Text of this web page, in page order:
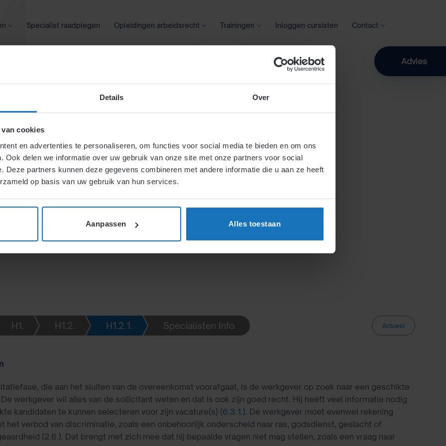
Details Over
cookies
en advertenties te personaliseren, om functies voor social media te bieden en om ons
Ook delen we informatie over uw gebruik van onze site met onze partners voor social
Deze partners kunnen deze gegevens combineren met andere informatie die u aan ze heeft
op basis van uw gebruik van hun services.
Aanpassen Alles toestaan
Specialist raadplegen Opleidingen arbeidsrecht Trainingen Inloggen cursisten Contact
Zoeken Advies
fase)
discriminerende of
zijn over functie
en mogen de werkgever
zijn ontwijken.
H1. H1.2. H1.2.1. Specialisten Info Actueel
die aan het sluiten van de overeenkomst voorafgaat, is de werkgever op zoek naar een geschikte
werkgever wil alles van de sollicitant weten en dat is ook zijn goed recht. Hij heeft veel informatie nodig
kandidaten te kunnen selecteren voor zijn vacature(s) (6.3.1.). De werkgever moet evenwel rekening
het verbod van discriminatie, zoals een onbehoorlijk onderscheid naar ras, godsdienst, geslacht of
(2.6.). Dat brengt met zich mee dat hij bepaalde vragen niet mag stellen, zoals een vraag naar